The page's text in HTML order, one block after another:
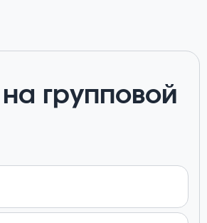
групповой